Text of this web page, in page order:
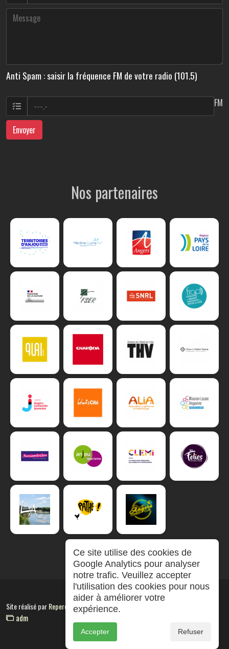
Anti Spam : saisir la fréquence FM de votre radio (101.5)
FM
Envoyer
Nos partenaires
Site réalisé parRepereCom
adm
Ce site utilise des cookies de
Google Analytics pour analyser
notre trafic. Veuillez accepter
l'utilisation des cookies pour nous
aider à améliorer votre
expérience.
Accepter Refuser